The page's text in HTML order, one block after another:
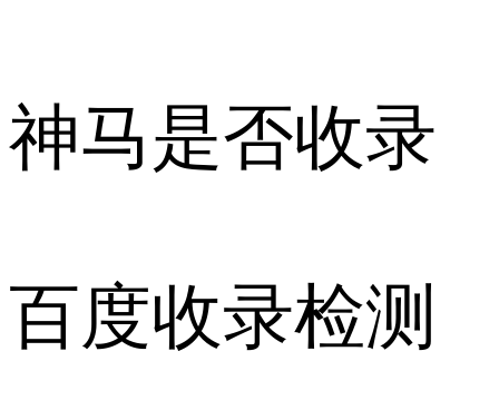
神马是否收录
百度收录检测